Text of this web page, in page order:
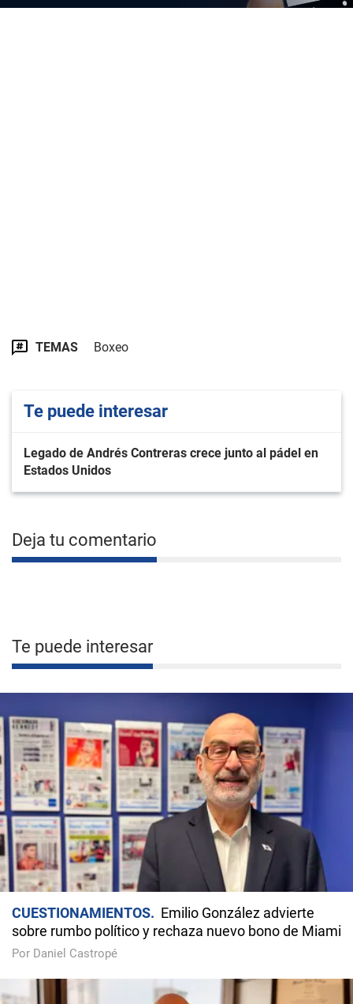
TEMAS Boxeo
Te puede interesar
Legado de Andrés Contreras crece junto al pádel en
Estados Unidos
Deja tu comentario
Te puede interesar
CUESTIONAMIENTOS
Emilio González advierte
sobre rumbo político y rechaza nuevo bono de Miami
Por Daniel Castropé